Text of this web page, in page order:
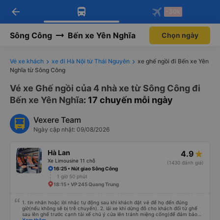
Tải app Vexere ngay!
Nhận ưu đãi thành viên độc
Mở app
Tải app Vexere
-30k/ghế khi đặt vé máy bay qua
Mở app
arrow_back -30k
Sông Công Bến xe Yên Nghĩa Chọn ngày
Vé xe khách xe đi Hà Nội từ Thái Nguyên
xe ghế ngồi đi Bến xe Yên
Nghĩa từ Sông Công
Vé xe Ghế ngồi của 4 nhà xe từ Sông Công đi
Bến xe Yên Nghĩa: 17 chuyến mỗi ngày
Vexere Team
Ngày cập nhật: 09/08/2026
Hà Lan
Xe Limousine 11 chỗ
4.9
(1430 đánh giá)
16:25 • Nút giao Sông Công
1 giờ 50 phút
18:15 • VP 245 Quang Trung
1. tin nhắn hoặc lời nhắc tự động sau khi khách đặt vé để họ đến đúng
giờ(nếu không sẽ bị trễ chuyến). 2. lái xe khi dừng đỗ cho khách đổi từ ghế
sau lên ghế trước cạnh tài xế chú ý cửa lên tránh miệng cống(để đảm bảo